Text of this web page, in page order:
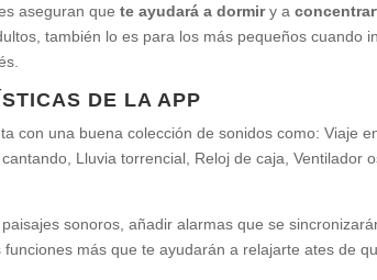
aseguran quete ayudará a dormiry a
también lo es para los más pequeños cuando
DE LA APP
con una buena colección de sonidos como: Viaje
Lluvia torrencial, Reloj de caja, Ventilador
sonoros, añadir alarmas que se
funciones más que te ayudarán a relajarte ates de